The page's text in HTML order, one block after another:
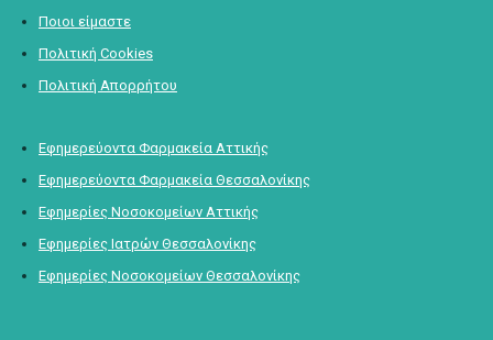
Ποιοι είμαστε
Πολιτική Cookies
Πολιτική Απορρήτου
Εφημερεύοντα Φαρμακεία Αττικής
Εφημερεύοντα Φαρμακεία Θεσσαλονίκης
Εφημερίες Νοσοκομείων Αττικής
Εφημερίες Ιατρών Θεσσαλονίκης
Εφημερίες Νοσοκομείων Θεσσαλονίκης